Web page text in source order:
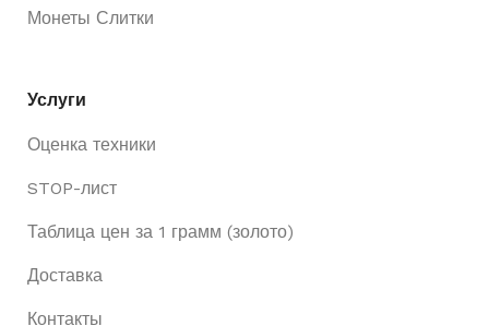
Монеты Слитки
Услуги
Оценка техники
STOP-лист
Таблица цен за 1 грамм (золото)
Доставка
Контакты